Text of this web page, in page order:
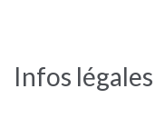
Infos légales